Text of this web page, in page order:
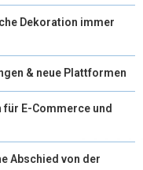
Dekoration immer
& neue Plattformen
E-Commerce und
Abschied von der